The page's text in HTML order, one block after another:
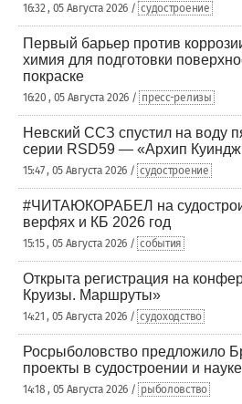
16:32 , 05 Августа 2026 / судостроение
Первый барьер против
химия для подготовки
покраске
16:20 , 05 Августа 2026 / пресс-релизы
Невский ССЗ спустил на воду
серии RSD59 — «Архип
15:47 , 05 Августа 2026 / судостроение
#ЧИТАЮКОРАБЕЛ на
верфях и КБ 2026 год
15:15 , 05 Августа 2026 / события
Открыта регистрация на
Круизы. Маршруты»
14:21 , 05 Августа 2026 / судоходство
Росрыболовство предложило
проекты в судостроении и науке
14:18 , 05 Августа 2026 / рыболовство